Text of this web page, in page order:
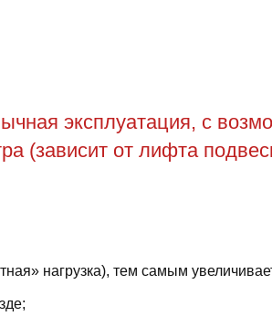
эксплуатация, с
(зависит от лифта
нагрузка), тем самым